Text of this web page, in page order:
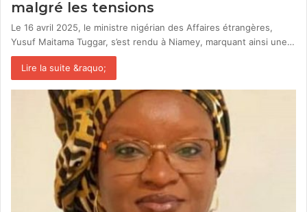
malgré les tensions
Le 16 avril 2025, le ministre nigérian des Affaires étrangères,
Yusuf Maitama Tuggar, s’est rendu à Niamey, marquant ainsi une…
Lire la suite &raquo;